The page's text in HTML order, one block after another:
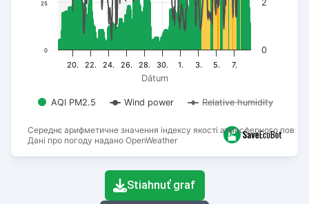
Середнє арифметичне значення індексу якості атмосферного
Дані про погоду надано OpenWeather
Dátum
AQI PM2.5 Wind power Relative humidity
20. 22. 24. 26. 28. 30. 1. 3. 5. 7.
0
25
0
2
End of interactive chart.
Stiahnuť graf